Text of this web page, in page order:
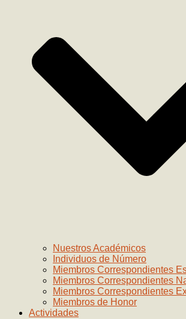
Nuestros Académicos
Individuos de Número
Miembros Correspondientes
Miembros Correspondientes
Miembros Correspondientes
Miembros de Honor
Actividades